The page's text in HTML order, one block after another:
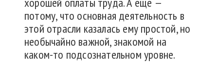
потому, что основная деятельность в
этой отрасли казалась ему простой, но
необычайно важной, знакомой на
каком-то подсознательном уровне.